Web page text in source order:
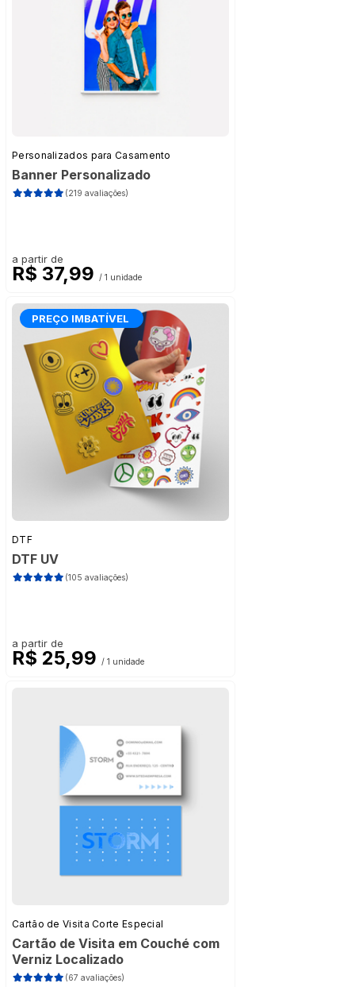
Personalizados para Casamento
Banner Personalizado
(219 avaliações)
a partir de
R$ 37,99 / 1 unidade
PREÇO IMBATÍVEL
DTF
DTF UV
(105 avaliações)
a partir de
R$ 25,99 / 1 unidade
Cartão de Visita Corte Especial
Cartão de Visita em Couché com
Verniz Localizado
(67 avaliações)